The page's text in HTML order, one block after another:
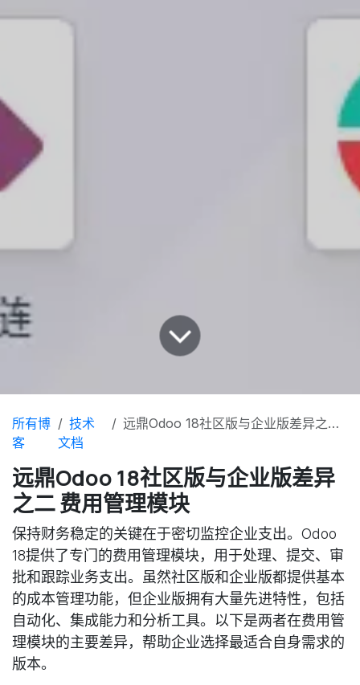
所有博
客
技术
文档
远鼎Odoo 18社区版与企业版差异之二 费用管理模块
远鼎Odoo 18社区版与企业版差异
之二 费用管理模块
保持财务稳定的关键在于密切监控企业支出。Odoo
18提供了专门的费用管理模块，用于处理、提交、审
批和跟踪业务支出。虽然社区版和企业版都提供基本
的成本管理功能，但企业版拥有大量先进特性，包括
自动化、集成能力和分析工具。以下是两者在费用管
理模块的主要差异，帮助企业选择最适合自身需求的
版本。